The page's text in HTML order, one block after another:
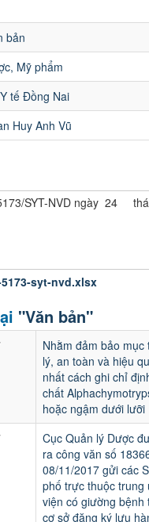
bản
Mỹ phẩm
tế Đồng Nai
Huy Anh Vũ
SYT-NVD ngày 24
syt-nvd.xlsx
"Văn bản"
Nhằm đảm bảo
lý, an toàn và hiệu
nhất cách ghi chỉ
chất
hoặc ngậm dưới lưỡi
Cục Quản lý Dược
ra công văn số
08/11/2017 gửi các
phố trực thuộc trung
viện có giường bệnh
cơ sở đăng ký lưu